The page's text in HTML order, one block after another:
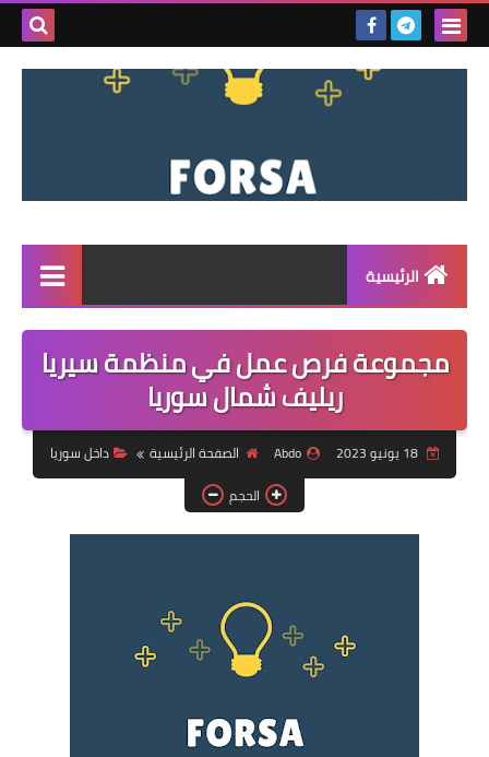
بحث
الرئيسية
القائمة
مناقصات
فرص عمل داخل سوريا
فرص عمل في تركيا
فرص عمل في العراق
فرص عمل في السودان
دورات تدريبية
مجموعة فرص عمل في منظمة سيريا
ريليف شمال سوريا
18 يونيو 2023 Abdo الصفحة الرئيسية
داخل سوريا
الحجم